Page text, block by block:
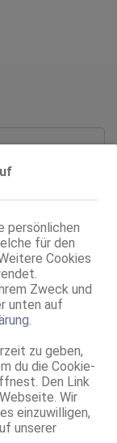
persönlichen
für den
Cookies
Zweck und
unten auf
zu geben,
du die Cookie-
Den Link
Wir
einzuwilligen,
unserer
glatt